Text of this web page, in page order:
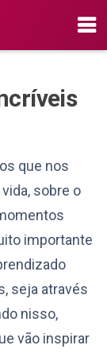
que nos
sobre o
importante
seja através
nisso,
vão inspirar